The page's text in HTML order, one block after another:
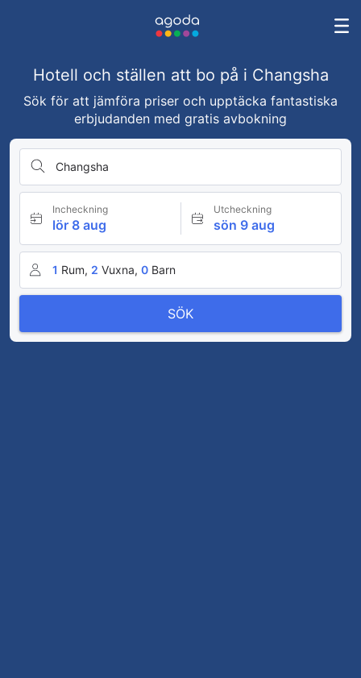
Hotell och ställen att bo på i Changsha
Sök för att jämföra priser och upptäcka fantastiska
erbjudanden med gratis avbokning
Changsha
Incheckning
lör 8 aug
Utcheckning
sön 9 aug
1 Rum, 2 Vuxna, 0 Barn
SÖK